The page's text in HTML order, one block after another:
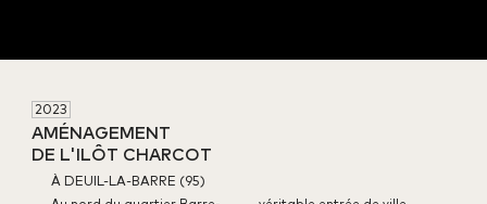
2023
AMÉNAGEMENT
DE L'ILÔT CHARCOT
À DEUIL-LA-BARRE (95)